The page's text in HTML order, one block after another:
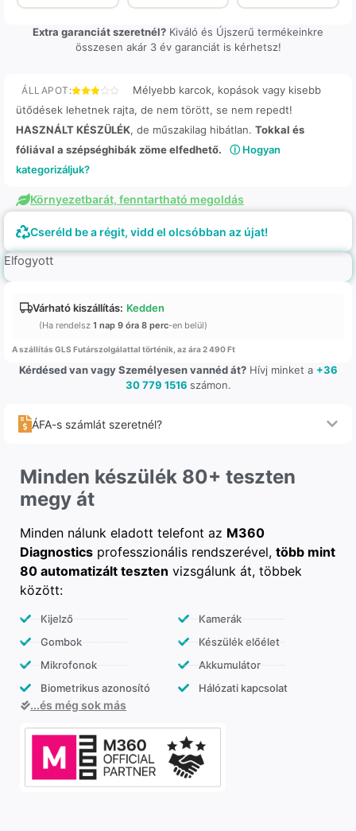
Extra garanciát szeretnél? Kiváló és Újszerű termékeinkre
összesen akár 3 év garanciát is kérhetsz!
ÁLLAPOT:
Mélyebb karcok, kopások vagy kisebb
ütődések lehetnek rajta, de nem törött, se nem repedt!
HASZNÁLT KÉSZÜLÉK, de műszakilag hibátlan. Tokkal és
fóliával a szépséghibák zöme elfedhető.
ⓘ Hogyan
kategorizáljuk?
Környezetbarát, fenntartható megoldás
Cseréld be a régit, vidd el olcsóbban az újat!
Elfogyott
Várható kiszállítás: Kedden
(Ha rendelsz 1 nap 9 óra 8 perc-en belül)
A szállítás GLS Futárszolgálattal történik, az ára 2 490 Ft
Kérdésed van vagy Személyesen vannéd át?Hívj minket a +36
30 779 1516 számon.
ÁFA-s számlát szeretnél?
Minden készülék 80+ teszten
megy át
Minden nálunk eladott telefont az M360
Diagnostics professzionális rendszerével, több mint
80 automatizált teszten vizsgálunk át, többek
között:
Kijelző
Gombok
Mikrofonok
Biometrikus azonosító
Kamerák
Készülék előélet
Akkumulátor
Hálózati kapcsolat
...és még sok más